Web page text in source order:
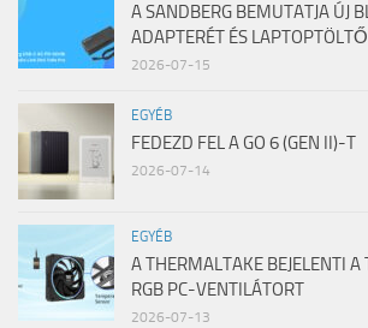
A SANDBERG BEMUTATJA ÚJ
ADAPTERÉT ÉS
2026-07-15
EGYÉB
FEDEZD FEL A GO 6 (GEN II)-T
2026-07-14
EGYÉB
A THERMALTAKE BEJELENTI
RGB PC-VENTILÁTORT
2026-07-13